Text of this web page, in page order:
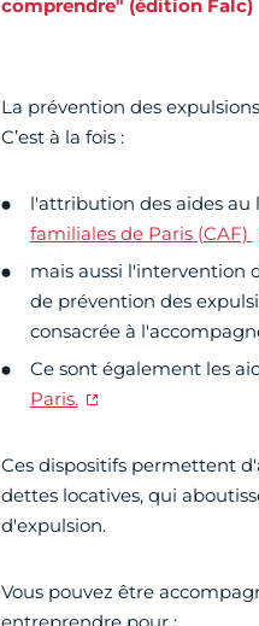
comprendre" (édition Falc)
La prévention des
C’est à la fois :
l'attribution des aides au
familiales de Paris (CAF)
mais aussi l'intervention
de prévention des
consacrée à
Ce sont également les
Paris.
Ces dispositifs permettent
dettes locatives, qui
d'expulsion.
Vous pouvez être